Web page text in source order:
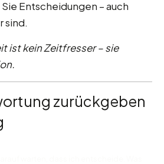
Entscheidungen – auch
sind.
ist kein Zeitfresser – sie
zurückgeben